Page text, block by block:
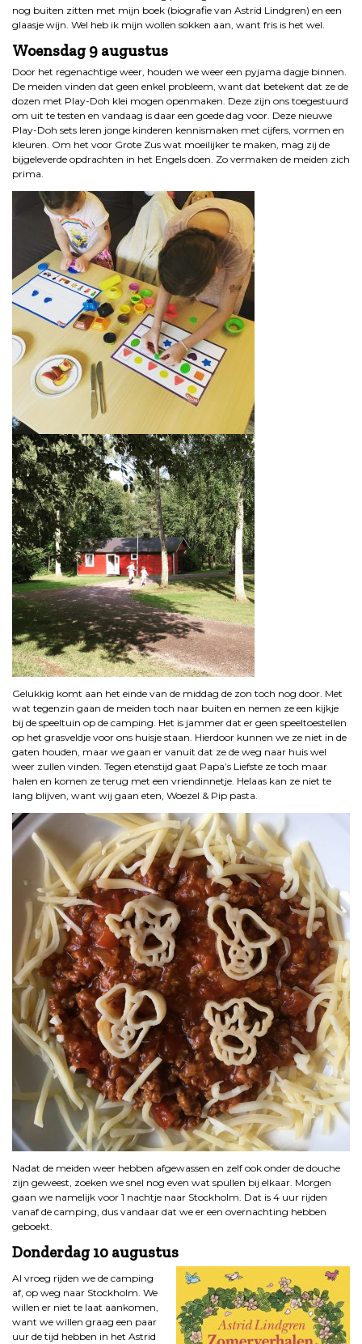
nog buiten zitten met mijn boek (biografie van Astrid Lindgren) en een
glaasje wijn. Wel heb ik mijn wollen sokken aan, want fris is het wel.
Woensdag 9 augustus
Door het regenachtige weer, houden we weer een pyjama dagje binnen.
De meiden vinden dat geen enkel probleem, want dat betekent dat ze de
dozen met Play-Doh klei mogen openmaken. Deze zijn ons toegestuurd
om uit te testen en vandaag is daar een goede dag voor. Deze nieuwe
Play-Doh sets leren jonge kinderen kennismaken met cijfers, vormen en
kleuren. Om het voor Grote Zus wat moeilijker te maken, mag zij de
bijgeleverde opdrachten in het Engels doen. Zo vermaken de meiden zich
prima.
Gelukkig komt aan het einde van de middag de zon toch nog door. Met
wat tegenzin gaan de meiden toch naar buiten en nemen ze een kijkje
bij de speeltuin op de camping. Het is jammer dat er geen speeltoestellen
op het grasveldje voor ons huisje staan. Hierdoor kunnen we ze niet in de
gaten houden, maar we gaan er vanuit dat ze de weg naar huis wel
weer zullen vinden. Tegen etenstijd gaat Papa’s Liefste ze toch maar
halen en komen ze terug met een vriendinnetje. Helaas kan ze niet te
lang blijven, want wij gaan eten, Woezel & Pip pasta.
Nadat de meiden weer hebben afgewassen en zelf ook onder de douche
zijn geweest, zoeken we snel nog even wat spullen bij elkaar. Morgen
gaan we namelijk voor 1 nachtje naar Stockholm. Dat is 4 uur rijden
vanaf de camping, dus vandaar dat we er een overnachting hebben
geboekt.
Donderdag 10 augustus
Al vroeg rijden we de camping
af, op weg naar Stockholm. We
willen er niet te laat aankomen,
want we willen graag een paar
uur de tijd hebben in het Astrid